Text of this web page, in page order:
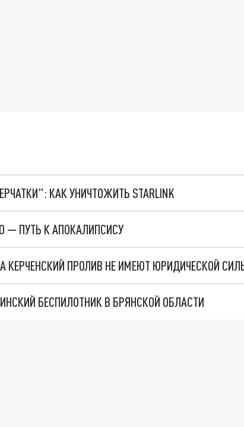
КАК УНИЧТОЖИТЬ STARLINK
— ПУТЬ К АПОКАЛИПСИСУ
КЕРЧЕНСКИЙ ПРОЛИВ НЕ ИМЕЮТ ЮРИДИЧЕСКОЙ
БЕСПИЛОТНИК В БРЯНСКОЙ ОБЛАСТИ